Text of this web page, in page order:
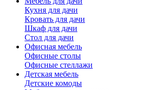
Кухня для дачи
Кровать для дачи
Шкаф для дачи
Стол для дачи
Офисная мебель
Офисные столы
Офисные стеллажи
Детская мебель
Детские комоды